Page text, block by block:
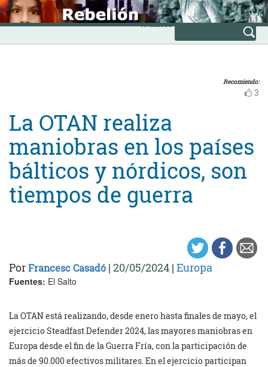
Skip
to
content
INICIO
Avanzada
Recomiendo:
3
La OTAN realiza
maniobras en los países
bálticos y nórdicos, son
tiempos de guerra
PorFrancesc Casadó | 20/05/2024 | Europa
Fuentes: El Salto
La OTAN está realizando, desde enero hasta finales de mayo, el
ejercicio Steadfast Defender 2024, las mayores maniobras en
Europa desde el fin de la Guerra Fría, con la participación de
más de 90.000 efectivos militares. En el ejercicio participan